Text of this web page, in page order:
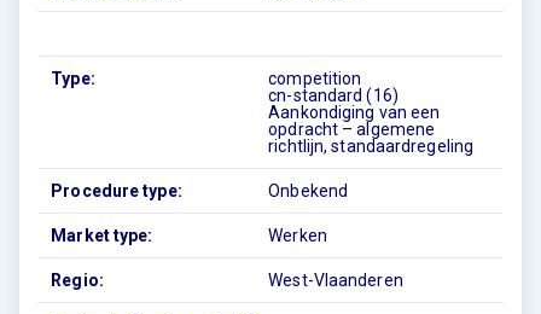
Type:
competition
cn-standard (16)
Aankondiging van een
opdracht – algemene
richtlijn, standaardregeling
Procedure type: Onbekend
Market type: Werken
Regio: West-Vlaanderen